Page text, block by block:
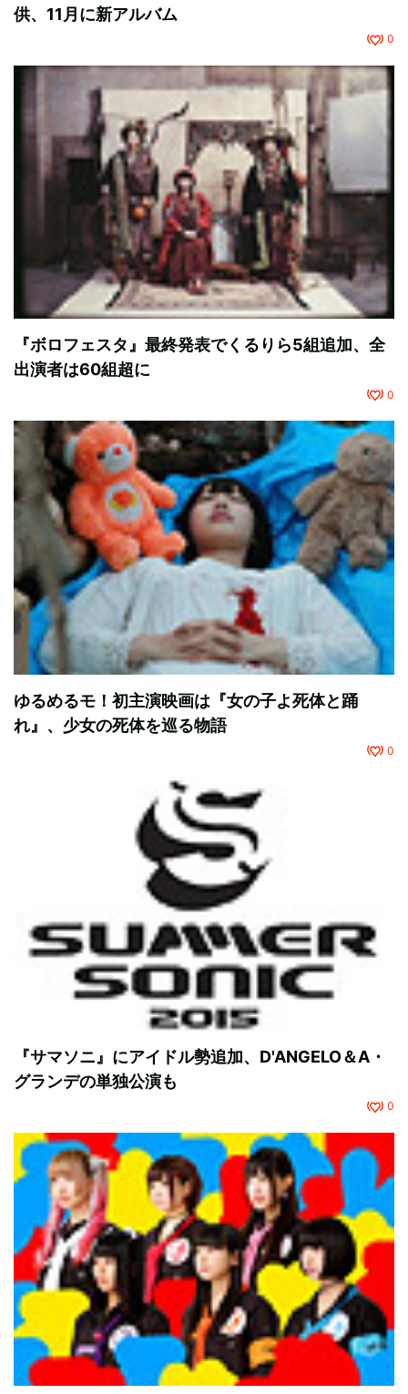
供、11月に新アルバム
0
『ボロフェスタ』最終発表でくるりら5組追加、全
出演者は60組超に
0
ゆるめるモ！初主演映画は『女の子よ死体と踊
れ』、少女の死体を巡る物語
0
『サマソニ』にアイドル勢追加、D'ANGELO＆A・
グランデの単独公演も
0